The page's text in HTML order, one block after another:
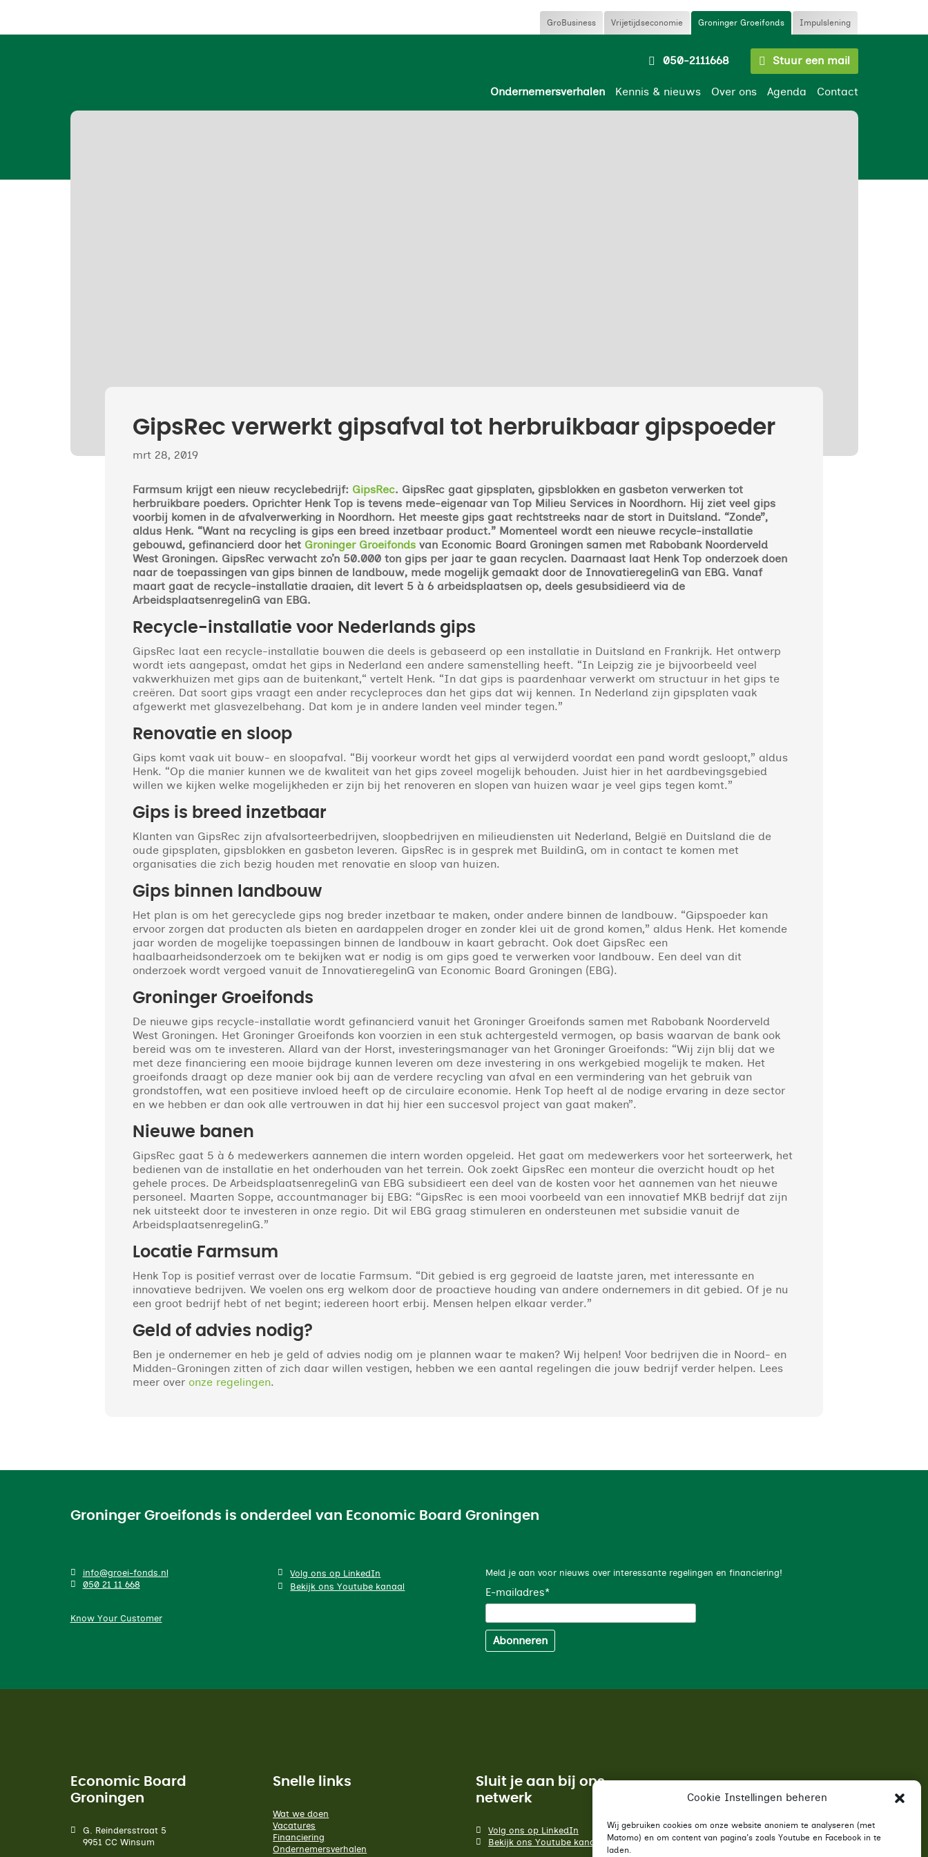
Cookie Instellingen beheren
Wij gebruiken cookies om onze website anoniem te analyseren (met
Matomo) en om content van pagina's zoals Youtube en Facebook in te
laden.
GroBusiness Vrijetijdseconomie Groninger Groeifonds Impulslening
050-2111668 Stuur een mail
Ondernemersverhalen Kennis & nieuws Over ons Agenda Contact
GipsRec verwerkt gipsafval tot herbruikbaar gipspoeder
mrt 28, 2019
Farmsum krijgt een nieuw recyclebedrijf: GipsRec. GipsRec gaat gipsplaten, gipsblokken en gasbeton verwerken tot
herbruikbare poeders. Oprichter Henk Top is tevens mede-eigenaar van Top Milieu Services in Noordhorn. Hij ziet veel gips
voorbij komen in de afvalverwerking in Noordhorn. Het meeste gips gaat rechtstreeks naar de stort in Duitsland. “Zonde”,
aldus Henk. “Want na recycling is gips een breed inzetbaar product.” Momenteel wordt een nieuwe recycle-installatie
gebouwd, gefinancierd door het Groninger Groeifonds van Economic Board Groningen samen met Rabobank Noorderveld
West Groningen. GipsRec verwacht zo’n 50.000 ton gips per jaar te gaan recyclen. Daarnaast laat Henk Top onderzoek doen
naar de toepassingen van gips binnen de landbouw, mede mogelijk gemaakt door de InnovatieregelinG van EBG. Vanaf
maart gaat de recycle-installatie draaien, dit levert 5 à 6 arbeidsplaatsen op, deels gesubsidieerd via de
ArbeidsplaatsenregelinG van EBG.
Recycle-installatie voor Nederlands gips
GipsRec laat een recycle-installatie bouwen die deels is gebaseerd op een installatie in Duitsland en Frankrijk. Het ontwerp
wordt iets aangepast, omdat het gips in Nederland een andere samenstelling heeft. “In Leipzig zie je bijvoorbeeld veel
vakwerkhuizen met gips aan de buitenkant,“ vertelt Henk. “In dat gips is paardenhaar verwerkt om structuur in het gips te
creëren. Dat soort gips vraagt een ander recycleproces dan het gips dat wij kennen. In Nederland zijn gipsplaten vaak
afgewerkt met glasvezelbehang. Dat kom je in andere landen veel minder tegen.”
Renovatie en sloop
Gips komt vaak uit bouw- en sloopafval. “Bij voorkeur wordt het gips al verwijderd voordat een pand wordt gesloopt,” aldus
Henk. “Op die manier kunnen we de kwaliteit van het gips zoveel mogelijk behouden. Juist hier in het aardbevingsgebied
willen we kijken welke mogelijkheden er zijn bij het renoveren en slopen van huizen waar je veel gips tegen komt.”
Gips is breed inzetbaar
Klanten van GipsRec zijn afvalsorteerbedrijven, sloopbedrijven en milieudiensten uit Nederland, België en Duitsland die de
oude gipsplaten, gipsblokken en gasbeton leveren. GipsRec is in gesprek met BuildinG, om in contact te komen met
organisaties die zich bezig houden met renovatie en sloop van huizen.
Gips binnen landbouw
Het plan is om het gerecyclede gips nog breder inzetbaar te maken, onder andere binnen de landbouw. “Gipspoeder kan
ervoor zorgen dat producten als bieten en aardappelen droger en zonder klei uit de grond komen,” aldus Henk. Het komende
jaar worden de mogelijke toepassingen binnen de landbouw in kaart gebracht. Ook doet GipsRec een
haalbaarheidsonderzoek om te bekijken wat er nodig is om gips goed te verwerken voor landbouw. Een deel van dit
onderzoek wordt vergoed vanuit de InnovatieregelinG van Economic Board Groningen (EBG).
Groninger Groeifonds
De nieuwe gips recycle-installatie wordt gefinancierd vanuit het Groninger Groeifonds samen met Rabobank Noorderveld
West Groningen. Het Groninger Groeifonds kon voorzien in een stuk achtergesteld vermogen, op basis waarvan de bank ook
bereid was om te investeren. Allard van der Horst, investeringsmanager van het Groninger Groeifonds: “Wij zijn blij dat we
met deze financiering een mooie bijdrage kunnen leveren om deze investering in ons werkgebied mogelijk te maken. Het
groeifonds draagt op deze manier ook bij aan de verdere recycling van afval en een vermindering van het gebruik van
grondstoffen, wat een positieve invloed heeft op de circulaire economie. Henk Top heeft al de nodige ervaring in deze sector
en we hebben er dan ook alle vertrouwen in dat hij hier een succesvol project van gaat maken”.
Nieuwe banen
GipsRec gaat 5 à 6 medewerkers aannemen die intern worden opgeleid. Het gaat om medewerkers voor het sorteerwerk, het
bedienen van de installatie en het onderhouden van het terrein. Ook zoekt GipsRec een monteur die overzicht houdt op het
gehele proces. De ArbeidsplaatsenregelinG van EBG subsidieert een deel van de kosten voor het aannemen van het nieuwe
personeel. Maarten Soppe, accountmanager bij EBG: “GipsRec is een mooi voorbeeld van een innovatief MKB bedrijf dat zijn
nek uitsteekt door te investeren in onze regio. Dit wil EBG graag stimuleren en ondersteunen met subsidie vanuit de
ArbeidsplaatsenregelinG.”
Locatie Farmsum
Henk Top is positief verrast over de locatie Farmsum. “Dit gebied is erg gegroeid de laatste jaren, met interessante en
innovatieve bedrijven. We voelen ons erg welkom door de proactieve houding van andere ondernemers in dit gebied. Of je nu
een groot bedrijf hebt of net begint; iedereen hoort erbij. Mensen helpen elkaar verder.”
Geld of advies nodig?
Ben je ondernemer en heb je geld of advies nodig om je plannen waar te maken? Wij helpen! Voor bedrijven die in Noord- en
Midden-Groningen zitten of zich daar willen vestigen, hebben we een aantal regelingen die jouw bedrijf verder helpen. Lees
meer over onze regelingen.
Groninger Groeifonds is onderdeel van Economic Board Groningen
info@groei-fonds.nl
050 21 11 668
Know Your Customer
Volg ons op LinkedIn
Bekijk ons Youtube kanaal
Meld je aan voor nieuws over interessante regelingen en financiering!
E-mailadres*
Abonneren
Economic Board
Groningen
G. Reindersstraat 5
9951 CC Winsum
Snelle links
Wat we doen
Vacatures
Financiering
Ondernemersverhalen
Sluit je aan bij ons
netwerk
Volg ons op LinkedIn
Bekijk ons Youtube kanaal